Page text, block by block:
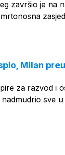
završio je na
Milan
za razvod i
sve